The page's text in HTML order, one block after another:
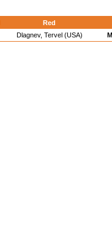
Red
Dlagnev, Tervel (USA)